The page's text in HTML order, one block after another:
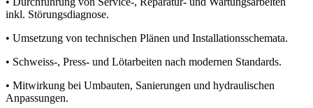
inkl. Störungsdiagnose.
• Umsetzung von technischen Plänen und Installationsschemata.
• Schweiss-, Press- und Lötarbeiten nach modernen Standards.
• Mitwirkung bei Umbauten, Sanierungen und hydraulischen
Anpassungen.